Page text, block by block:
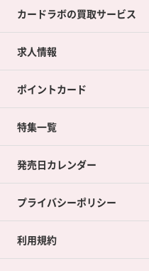
カードラボの買取サービス
カードラボの買取サービスTOP
店舗買取について
ネット買取について
買取承諾書について
求人情報
ポイントカード
ポイントカードTOP
ポイント交換景品
特集一覧
発売日カレンダー
プライバシーポリシー
利用規約